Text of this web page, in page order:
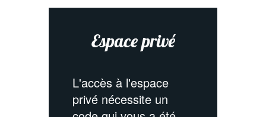
Espace privé
L'accès à l'espace
privé nécessite un